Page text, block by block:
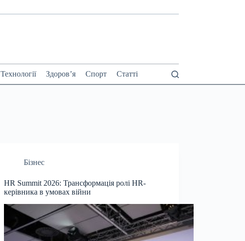
Технології Здоров’я Спорт Статті
Бізнес
HR Summit 2026: Трансформація ролі HR-
керівника в умовах війни